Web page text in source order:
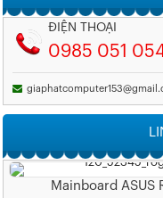
ĐIỆN THOẠI
0985 051
Mainboard ASUS